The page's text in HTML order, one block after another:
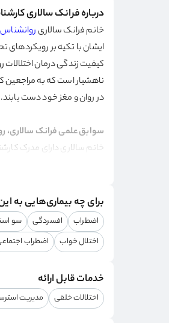
درباره فرانک سالاری
خانم فرانک سالاری
ایشان با تکیه بر رویکردهای
کیفیت زندگی درمان اختلالات
ناهشیار است که به
در روان و مغز خود دست یابند.
سوابق علمی فرانک سالاری،
خانم سالاری دارای مدرک
معنوی‌پور
هیپنوتراپیست: دارای
بین‌المللی هیپنوتیزم
سوابق درمانی: دارای ۵ سال سابقه مستمر فعالیت در حوزه مشاوره و روان‌درمانی.
عضویت‌های حرفه‌ای
فعالیت‌های آموزشی:
برای چه بیماری‌هایی به
اضطراب افسردگی سو
اختلال خواب
اضطراب
خدمات قابل ارائه
اختلالات خلقی مدیریت